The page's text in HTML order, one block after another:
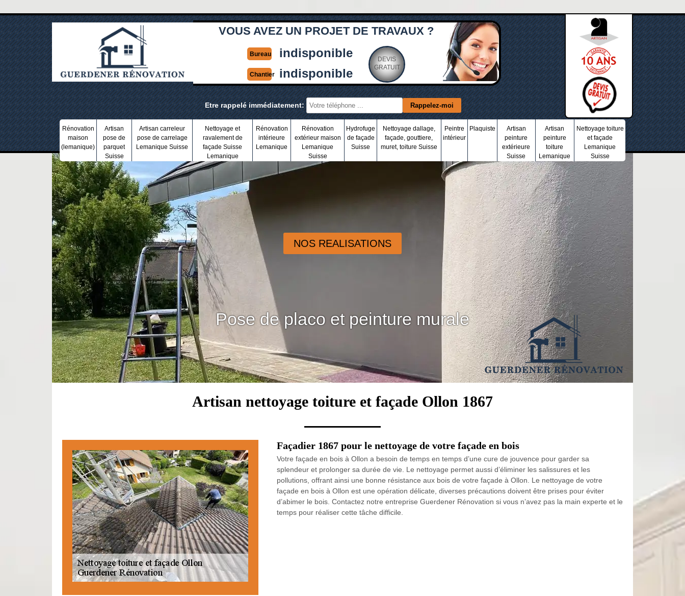
VOUS AVEZ UN PROJET DE TRAVAUX ?
Bureau indisponible
Chantier indisponible
DEVIS
GRATUIT
Etre rappelé immédiatement:
Rénovation
maison
(lemanique)
Artisan
pose de
parquet
Suisse
Artisan carreleur
pose de carrelage
Lemanique Suisse
Nettoyage et
ravalement de
façade Suisse
Lemanique
Rénovation
intérieure
Lemanique
Rénovation
extérieur maison
Lemanique
Suisse
Hydrofuge
de façade
Suisse
Nettoyage dallage,
façade, gouttiere,
muret, toiture Suisse
Peintre
intérieur
Plaquiste
Artisan
peinture
extérieure
Suisse
Artisan
peinture
toiture
Lemanique
Nettoyage toiture
et façade
Lemanique
Suisse
NOS REALISATIONS
Pose de placo et peinture murale
Artisan nettoyage toiture et façade Ollon 1867
Façadier 1867 pour le nettoyage de votre façade en bois
Votre façade en bois à Ollon a besoin de temps en temps d’une cure de jouvence pour garder sa
splendeur et prolonger sa durée de vie. Le nettoyage permet aussi d’éliminer les salissures et les
pollutions, offrant ainsi une bonne résistance aux bois de votre façade à Ollon. Le nettoyage de votre
façade en bois à Ollon est une opération délicate, diverses précautions doivent être prises pour éviter
d’abimer le bois. Contactez notre entreprise Guerdener Rénovation si vous n’avez pas la main experte et le
temps pour réaliser cette tâche difficile.